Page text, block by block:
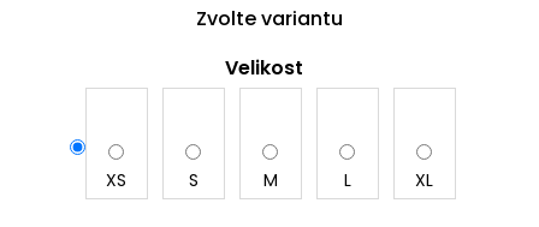
Zvolte variantu
Velikost
XS S M L XL